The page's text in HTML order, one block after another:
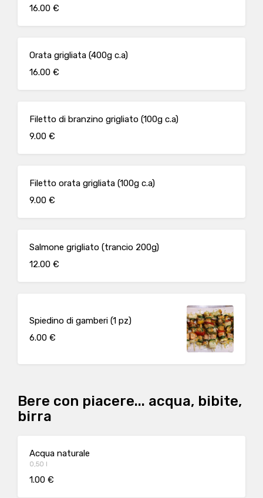
16.00 €
Orata grigliata (400g c.a)
16.00 €
Filetto di branzino grigliato (100g c.a)
9.00 €
Filetto orata grigliata (100g c.a)
9.00 €
Salmone grigliato (trancio 200g)
12.00 €
Spiedino di gamberi (1 pz)
6.00 €
Bere con piacere... acqua, bibite,
birra
Acqua naturale
0,50 l
1.00 €